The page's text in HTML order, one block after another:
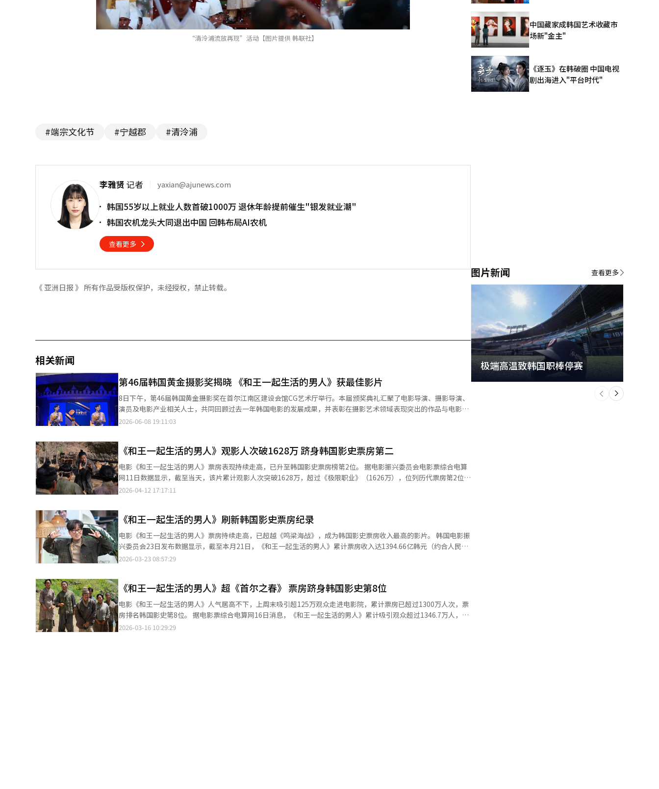
“清泠浦流放再现”活动【图片提供 韩联社】
#端宗文化节 #宁越郡 #清泠浦
李雅贤 记者 yaxian@ajunews.com
韩国55岁以上就业人数首破1000万 退休年龄提前催生"银发就业潮"
韩国农机龙头大同退出中国 回韩布局AI农机
查看更多
《 亚洲日报 》 所有作品受版权保护，未经授权，禁止转载。
相关新闻
第46届韩国黄金摄影奖揭晓 《和王一起生活的男人》获最佳影片
8日下午，第46届韩国黄金摄影奖在首尔江南区建设会馆CG艺术厅举行。本届颁奖典礼汇聚了电影导演、摄影导演、
演员及电影产业相关人士，共同回顾过去一年韩国电影的发展成果，并表彰在摄影艺术领域表现突出的作品与电影
人。 韩国黄金摄影奖由韩国电影摄影导演协会主办，创立于1977年，旨在表彰电影领域的演员、导演及技术人员，
导演协会会员提交过去一年参与拍摄的作品，并由全体会员共同进行评审与投票。凭借来自电影拍摄现场的专业视
角，该奖项在韩国电影界具有较高的专业性与公信力。 张恒准摘得最佳导演奖【摄影 记者 傅璐瑶】 当天，电影《和
王一起生活的男人》获得最佳影片奖。执导该片的张恒准摘得最佳导演奖。演员柳海真和孙艺珍分别获得最佳男主角
奖和最佳女主角奖，刘智泰与申贤彬则分别荣获最佳男配角奖和最佳女配角奖。 演员孙艺珍获得最佳女主角奖【摄影
记者 傅璐瑶】 此外，文相敏和申银秀分别获得最佳新人男演员奖和最佳新人女演员奖；孔敏晶与李东辉共同获得评
摄影导演评选人气奖。众多电影人与演员齐聚一堂，共同见证了这一韩国电影界年度盛会。 演员柳海真获得最佳男主
角奖【摄影 记者 傅璐瑶】 韩国电影摄影导演协会相关人士表示，黄金摄影奖不仅是对优秀作品和电影人的表彰，更
是记录韩国电影技术发展与影像艺术成长的重要平台。随着韩国电影不断拓展国际影响力，黄金摄影奖也将继续发挥
连接电影创作者与产业发展的桥梁作用。
2026-06-08 19:11:03
《和王一起生活的男人》观影人次破1628万 跻身韩国影史票房第二
电影《和王一起生活的男人》票房表现持续走高，已升至韩国影史票房榜第2位。 据电影振兴委员会电影票综合电算
网11日数据显示，截至当天，该片累计观影人次突破1628万，超过《极限职业》（1626万），位列历代票房第2位。
目前影史票房冠军仍为《鸣梁》（1761万）。 《和王一起生活的男人》以1457年清泠浦为背景，讲述一位为振兴村
CGV数据显示，观影两次的观众占比为5.2%，三次以上占比为3%，显示出较强重复观影需求。 在海外市场，影片同
样获得积极反响。自2月13日起在北美50余个城市上映以来，该片在烂番茄网站的观众评分达97%，持续吸引观众关
注。目前，影片仍在韩国全国影院上映。 电影《和王一起生活的男人》剧照【图片来源 SHOWBOX】
2026-04-12 17:17:11
《和王一起生活的男人》刷新韩国影史票房纪录
电影《和王一起生活的男人》票房持续走高，已超越《鸣梁海战》，成为韩国影史票房收入最高的影片。 韩国电影振
兴委员会23日发布数据显示，截至本月21日，《和王一起生活的男人》累计票房收入达1394.66亿韩元（约合人民币
6.4亿元），超过2014年上映的《鸣梁海战》（1357.48亿韩元），创下韩国电影票房新纪录。 该片自上月4日上映以
（1441万人次，2017年），升至韩国影史票房第三位，仅次于《鸣梁海战》（1761万人次）和《极限职业》（1626
万人次）。 业内人士预计，《和王一起生活的男人》仍有望继续冲击更高排名。若再吸引约182万观众，即可超越
《极限职业》升至第二位；若想登顶影史第一，还需增加约316万人次观影量。 《和王一起生活的男人》由导演张恒
俊执导，讲述朝鲜端宗被流放至江原道宁越清泠浦期间，与村长及村民建立深厚情谊的故事。 导演张恒俊【图片提供
韩联社】
2026-03-23 08:57:29
《和王一起生活的男人》超《首尔之春》 票房跻身韩国影史第8位
电影《和王一起生活的男人》人气居高不下，上周末吸引超125万观众走进电影院，累计票房已超过1300万人次，票
房排名韩国影史第8位。 据电影票综合电算网16日消息，《和王一起生活的男人》累计吸引观众超过1346.7万人，打
破《老手》（1341万人次）、《首尔之春》（1312万人次）和《汉江怪物》（1301万人次），票房排名韩国电影史
2026-03-16 10:29:29
中国藏家成韩国艺术收藏市
场新"金主"
《逐玉》在韩破圈 中国电视
剧出海进入"平台时代"
图片新闻
极端高温致韩国职棒停赛
下
一
个
查看更多